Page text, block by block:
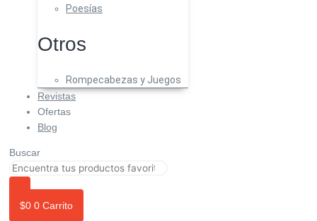
Poesías
Otros
Rompecabezas y Juegos
Revistas
Ofertas
Blog
Buscar
$0 0 Carrito